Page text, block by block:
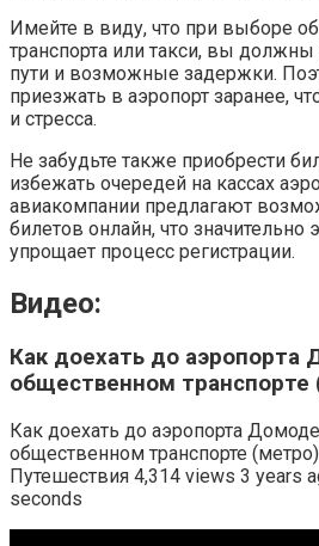
Имейте в виду, что при выборе
транспорта или такси, вы
пути и возможные задержки.
приезжать в аэропорт заранее,
и стресса.
Не забудьте также приобрести
избежать очередей на кассах
авиакомпании предлагают
билетов онлайн, что
упрощает процесс регистрации.
Видео:
Как доехать до аэропорта
общественном транспорте
Как доехать до аэропорта
общественном транспорте
Путешествия 4,314 views 3 years
seconds